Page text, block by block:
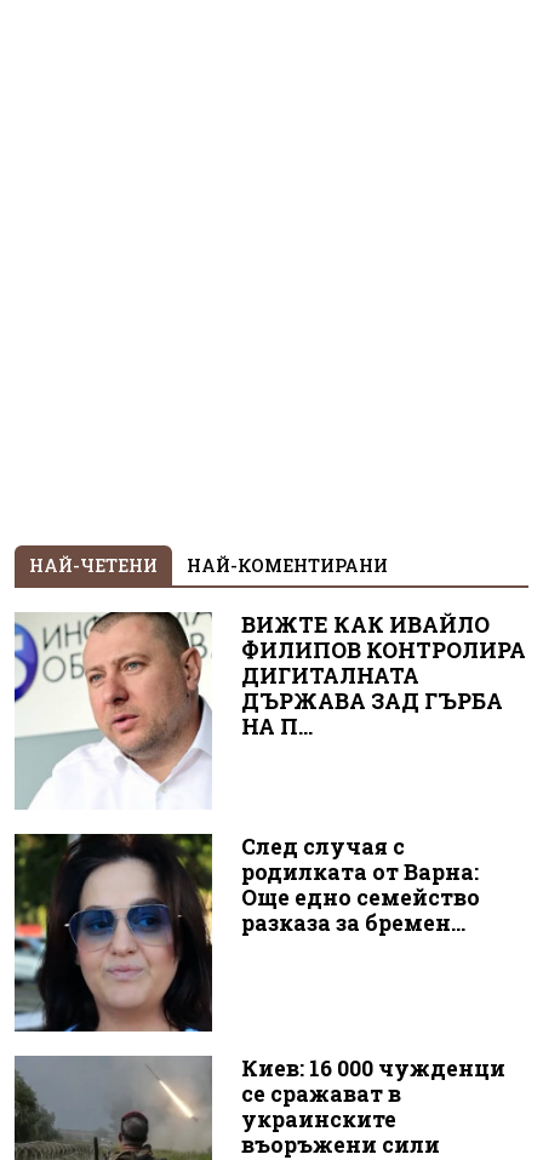
НАЙ-ЧЕТЕНИ НАЙ-КОМЕНТИРАНИ
ВИЖТЕ КАК ИВАЙЛО
ФИЛИПОВ КОНТРОЛИРА
ДИГИТАЛНАТА
ДЪРЖАВА ЗАД ГЪРБА
НА П...
След случая с
родилката от Варна:
Още едно семейство
разказа за бремен...
Киев: 16 000 чужденци
се сражават в
украинските
въоръжени сили